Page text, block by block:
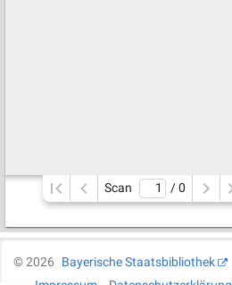
Scan / 0
©2026
Bayerische Staatsbibliothek